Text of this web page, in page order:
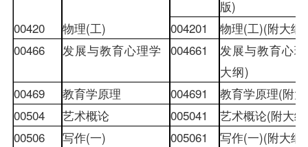
版)
00420
物理(工) 004201 物理(工)(附大纲
00466
发展与教育心理学 004661
发展与教育心
大纲)
00469
教育学原理 004691 教育学原理(附
00504
艺术概论 005041 艺术概论(附大纲
00506
写作(一) 005061 写作(一)(附大纲